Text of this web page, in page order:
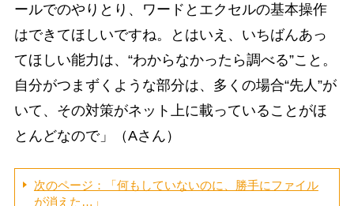
ールでのやりとり、ワードとエクセルの基本操作
はできてほしいですね。とはいえ、いちばんあっ
てほしい能力は、“わからなかったら調べる”こと。
自分がつまずくような部分は、多くの場合“先人”が
いて、その対策がネット上に載っていることがほ
とんどなので」（Aさん）
次のページ：「何もしていないのに、勝手にファイル
が消えた…」